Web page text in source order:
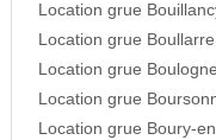
Location grue
Location grue
Location grue
Location grue
Location grue Boury-